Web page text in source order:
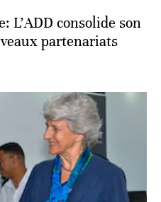
L’ADD consolide son
partenariats